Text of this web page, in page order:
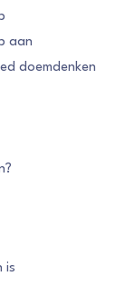
aan
doemdenken
is